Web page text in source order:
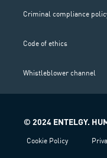
Criminal compliance
Code of ethics
Whistleblower channel
© 2024 ENTELGY.
Cookie Policy